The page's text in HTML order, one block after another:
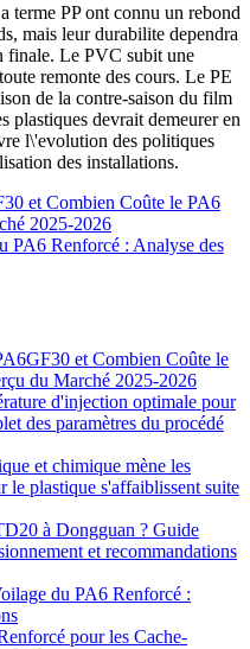
terme PP ont connu un rebond
mais leur durabilite dependra
finale. Le PVC subit une
remonte des cours. Le PE
de la contre-saison du film
plastiques devrait demeurer en
l\'evolution des politiques
des installations.
et Combien Coûte le PA6
2025-2026
PA6 Renforcé : Analyse des
et Combien Coûte le
du Marché 2025-2026
d'injection optimale pour
des paramètres du procédé
et chimique mène les
le plastique s'affaiblissent suite
à Dongguan ? Guide
et recommandations
du PA6 Renforcé :
pour les Cache-